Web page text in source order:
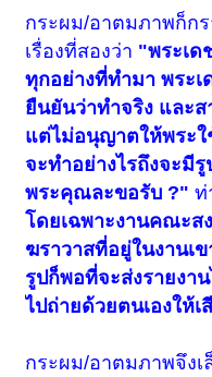
กระผม/อาตมภาพก็กร
เรื่องที่สองว่า "พระเ
ทุกอย่างที่ทำมา พระ
ยืนยันว่าทำจริง และ
แต่ไม่อนุญาตให้พระใ
จะทำอย่างไรถึงจะมี
พระคุณละขอรับ ?"ท่
โดยเฉพาะงานคณะส
ฆราวาสที่อยู่ในงานเ
รูปก็พอที่จะส่งรายงา
ไปถ่ายด้วยตนเองให้เ
กระผม/อาตมภาพจึงเ